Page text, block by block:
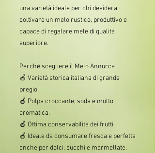
una varietà ideale per chi desidera
coltivare un melo rustico, produttivo e
capace di regalare mele di qualità
superiore.
Perché scegliere il Melo Annurca
🍎 Varietà storica italiana di grande
pregio.
🍎 Polpa croccante, soda e molto
aromatica.
🍎 Ottima conservabilità dei frutti.
🍎 Ideale da consumare fresca e perfetta
anche per dolci, succhi e marmellate.